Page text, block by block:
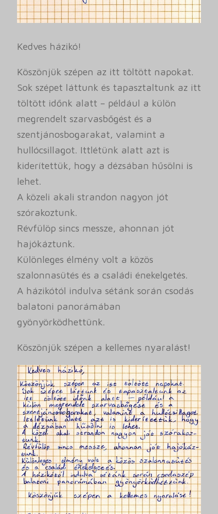
Kedves házikó!
Köszönjük szépen az itt töltött napokat.
Sok szépet láttunk és tapasztaltunk az itt
töltött időnk alatt – például a külön
megrendelt szarvasbőgést és a
szentjánosbogarakat, valamint a
hullócsillagot. Ittlétünk alatt azt is
kiderítettük, hogy a dézsában hűsölni is
lehet.
A közeli akali strandon nagyon jót
szórakoztunk.
Révfülöp sincs messze, ahonnan jót
hajókáztunk.
Különleges élmény volt a közös
szalonnasütés és a családi énekelgetés.
A házikótól indulva sétánk során csodás
balatoni panorámában
gyönyörködhettünk.
Köszönjük szépen a kellemes nyaralást!